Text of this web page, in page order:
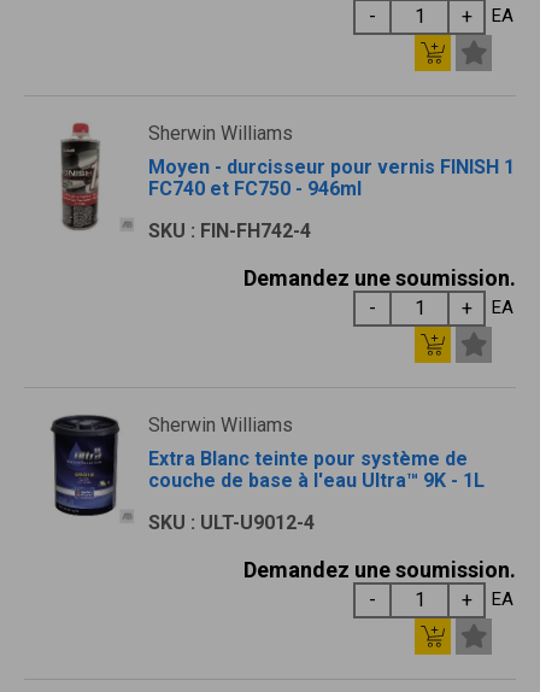
EA
Sherwin Williams
Moyen - durcisseur pour vernis FINISH 1
FC740 et FC750 - 946ml
SKU : FIN-FH742-4
Demandez une soumission.
EA
Sherwin Williams
Extra Blanc teinte pour système de
couche de base à l'eau Ultra™ 9K - 1L
SKU : ULT-U9012-4
Demandez une soumission.
EA